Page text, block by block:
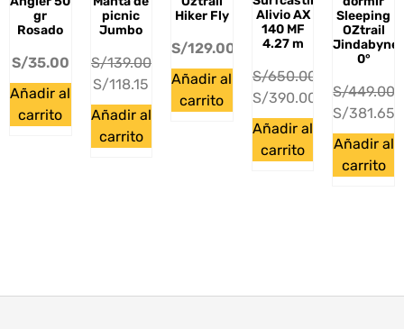
gr
Rosado
S/35.00
Añadir al
carrito
picnic
Jumbo
S/139.00
S/118.15
Añadir al
carrito
Hiker Fly
S/129.00
Añadir al
carrito
Alivio AX
140 MF
4.27 m
S/650.00
S/390.00
Añadir al
carrito
Sleeping
OZtrail
Jindabyne
0°
S/449.00
S/381.65
Añadir al
carrito